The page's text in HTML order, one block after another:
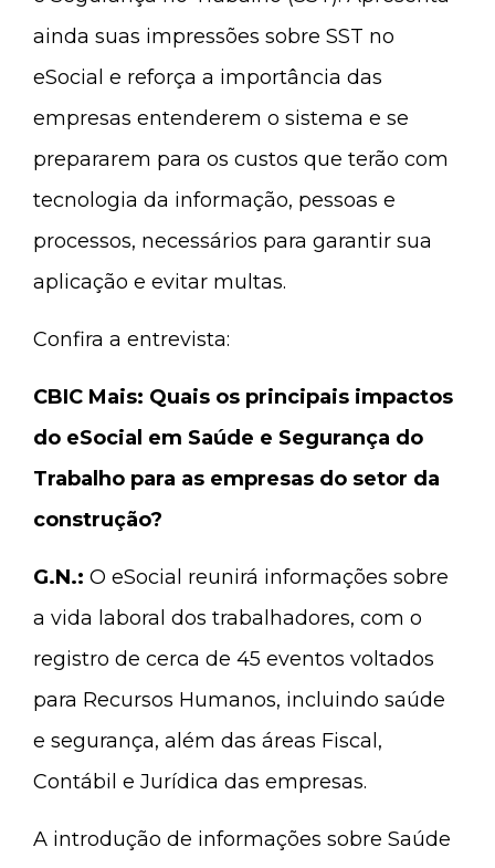
ainda suas impressões sobre SST no
eSocial e reforça a importância das
empresas entenderem o sistema e se
prepararem para os custos que terão com
tecnologia da informação, pessoas e
processos, necessários para garantir sua
aplicação e evitar multas.
Confira a entrevista:
CBIC Mais: Quais os principais impactos
do eSocial em Saúde e Segurança do
Trabalho para as empresas do setor da
construção?
G.N.: O eSocial reunirá informações sobre
a vida laboral dos trabalhadores, com o
registro de cerca de 45 eventos voltados
para Recursos Humanos, incluindo saúde
e segurança, além das áreas Fiscal,
Contábil e Jurídica das empresas.
A introdução de informações sobre Saúde